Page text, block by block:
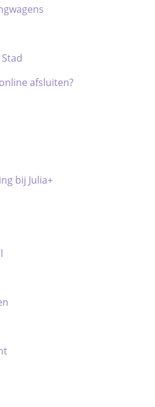
afsluiten?
bij Julia+